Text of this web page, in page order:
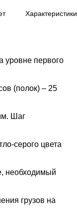
Характеристики
уровне первого
(полок) – 25
Шаг
серого цвета
необходимый
грузов на